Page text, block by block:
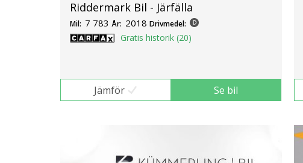
Riddermark Bil - Järfälla
Mil: 7 783 År: 2018 Drivmedel:
Gratis historik (20)
Jämför Se bil